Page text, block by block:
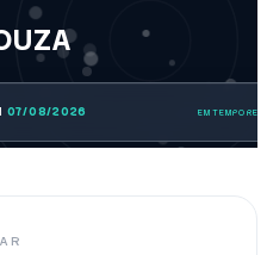
07/08/2026